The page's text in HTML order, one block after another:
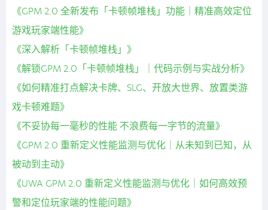
《GPM 2.0 全新发布「卡顿帧堆栈」功能｜精准高效定位
游戏玩家端性能》
《深入解析「卡顿帧堆栈」》
《解锁GPM 2.0「卡顿帧堆栈」｜代码示例与实战分析》
《如何精准打点解决卡牌、SLG、开放大世界、放置类游
戏卡顿难题》
《不妥协每一毫秒的性能 不浪费每一字节的流量》
《GPM 2.0 重新定义性能监测与优化｜从未知到已知，从
被动到主动》
《UWA GPM 2.0 重新定义性能监测与优化｜如何高效预
警和定位玩家端的性能问题》